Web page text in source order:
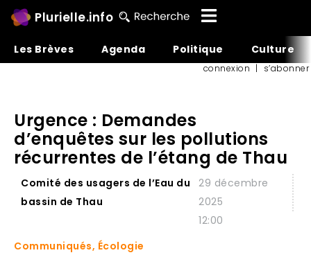
Plurielle.info
Les Brèves Agenda Politique Culture
connexion | s’abonner
Urgence : Demandes
d’enquêtes sur les pollutions
récurrentes de l’étang de Thau
Comité des usagers de l’Eau du
bassin de Thau
29 décembre
2025
12:00
Communiqués, Écologie